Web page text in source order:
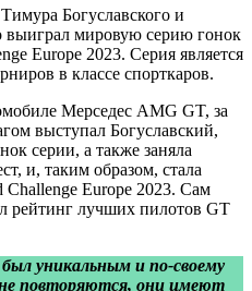
Богуславского и
выиграл мировую серию гонок
Europe 2023. Серия является
в классе спорткаров.
Мерседес AMG GT, за
выступал Богуславский,
серии, а также заняла
и, таким образом, стала
Europe 2023. Сам
рейтинг лучших пилотов GT
уникальным и по-своему
повторяются, они имеют